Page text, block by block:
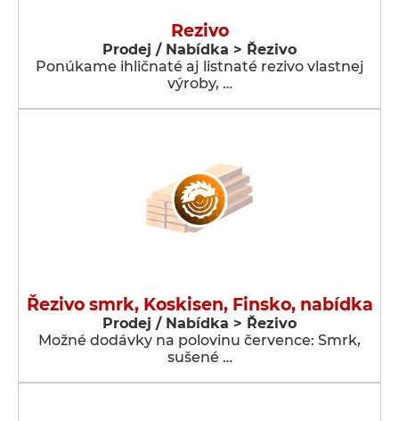
Rezivo
Prodej / Nabídka > Řezivo
Ponúkame ihličnaté aj listnaté rezivo vlastnej
výroby, …
Řezivo smrk, Koskisen, Finsko, nabídka
Prodej / Nabídka > Řezivo
Možné dodávky na polovinu července: Smrk,
sušené …